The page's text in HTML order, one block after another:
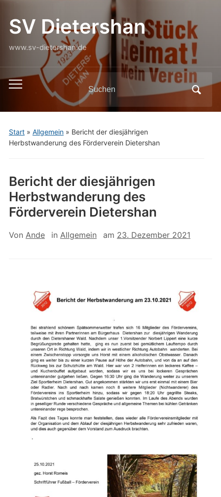
SV Dietershan
www.sv-dietershan.de
Toggle
menu
Search
for:
Start» Allgemein» Bericht der diesjährigen
Herbstwanderung des Förderverein Dietershan
Bericht der diesjährigen
Herbstwanderung des
Förderverein Dietershan
Von Ande in Allgemein am 23. Dezember 2021